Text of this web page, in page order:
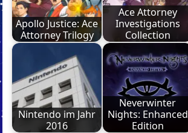
Apollo Justice: Ace
Attorney Trilogy
Ace Attorney
Investigations
Collection
Nintendo im Jahr
2016
Neverwinter
Nights: Enhanced
Edition